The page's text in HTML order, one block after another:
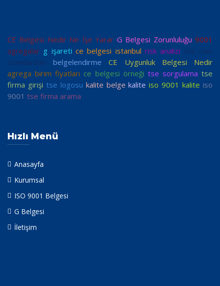
CE Belgesi Nedir Ne İşe Yarar G Belgesi Zorunluluğu 9001
agregalar g işareti ce belgesi istanbul risk analizi tse cam
standartları
belgelendirme
CE Uygunluk Belgesi Nedir
agrega birim fiyatları ce belgesi örneği tse sorgulama tse
firma girişi tse logosu kalite belge kalite iso 9001 kalite iso
9001 tse firma arama
Hızlı Menü
Anasayfa
Kurumsal
ISO 9001 Belgesi
G Belgesi
İletişim